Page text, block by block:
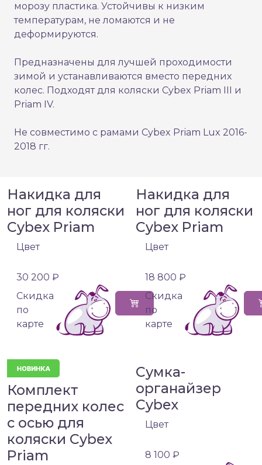
морозу пластика. Устойчивы к низким
температурам, не ломаются и не
деформируются.
Предназначены для лучшей проходимости
зимой и устанавливаются вместо передних
колес. Подходят для коляски Cybex Priam III и
Priam IV.
Не совместимо с рамами Cybex Priam Lux 2016-
2018 гг.
Накидка для
ног для коляски
Cybex Priam
Цвет
30 200 ₽
Cкидка
по
карте
Накидка для
ног для коляски
Cybex Priam
Цвет
18 800 ₽
Cкидка
по
карте
Комплект
передних колес
с осью для
коляски Cybex
Priam
Сумка-
органайзер
Cybex
Цвет
8 100 ₽